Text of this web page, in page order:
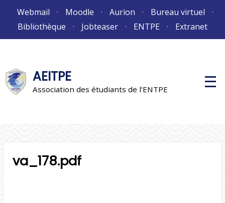
Webmail Moodle Aurion
Bureau virtuel
Bibliothèque
Jobteaser ENTPE Extranet
AEITPE
Association des étudiants de l'ENTPE
M
e
va_178.pdf